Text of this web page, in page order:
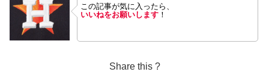
この記事が気に入ったら、
いいねをお願いします ！
Share this ?